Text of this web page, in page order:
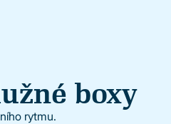
boxy
rytmu.